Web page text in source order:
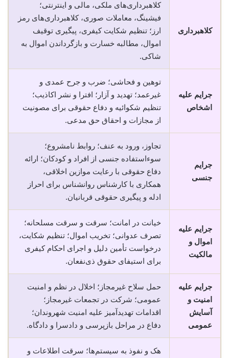
کلاهبرداری
کلاهبرداری‌های ملکی، مالی و اینترنتی؛
فیشینگ، معاملات صوری، کلاهبرداری‌های رمز
ارز؛ تنظیم شکایت کیفری، پیگیری توقیف
اموال، مطالبه خسارت و بازگرداندن اموال به
شاکی.
جرایم علیه
اشخاص
توهین و فحاشی؛ ضرب و جرح عمدی و
غیرعمد؛ تهدید و آزار؛ افترا و نشر اکاذیب؛
تنظیم شکوائیه و دفاع حقوقی برای مصونیت
از مجازات و احقاق حق مدعی.
جرایم
جنسی
تجاوز، ورود به عنف؛ روابط نامشروع؛
سوءاستفاده جنسی از افراد و کودکان؛ ارائه
دفاع حقوقی با رعایت موازین اخلاقی،
همکاری با کارشناس روانشناس برای احراز
ادله و پیگیری حقوقی قربانیان.
جرایم علیه
اموال و
مالکیت
خیانت در امانت؛ سرقت و سرقت مسلحانه؛
تصرف عدوانی؛ تخریب اموال؛ تنظیم شکایت،
درخواست تأمین دلیل و اجرای احکام کیفری
برای استیفای حقوق ذی‌نفعان.
جرایم علیه
امنیت و
آسایش
عمومی
حمل سلاح غیرمجاز؛ اخلال در نظم و امنیت
عمومی؛ شرکت در تجمعات غیرمجاز؛
اقدامات تهدیدآمیز علیه امنیت شهروندان؛
دفاع در مراحل بازپرسی و دادسرا و دادگاه.
هک و نفوذ به سیستم‌ها؛ سرقت اطلاعات و